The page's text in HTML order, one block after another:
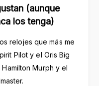
(aunque
los tenga)
relojes que más me
Pilot y el Oris Big
Murph y el